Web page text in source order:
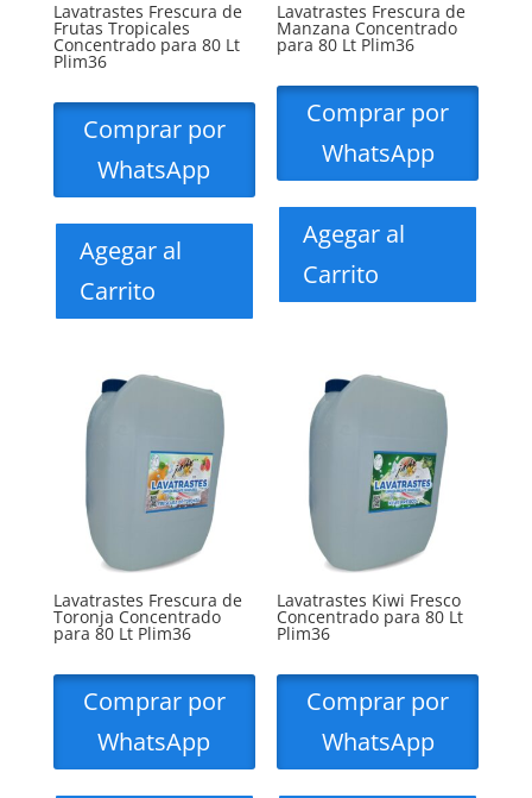
Lavatrastes Frescura de
Frutas Tropicales
Concentrado para 80 Lt
Plim36
Comprar por
WhatsApp
Agegar al
Carrito
Lavatrastes Frescura de
Manzana Concentrado
para 80 Lt Plim36
Comprar por
WhatsApp
Agegar al
Carrito
Lavatrastes Frescura de
Toronja Concentrado
para 80 Lt Plim36
Comprar por
WhatsApp
Lavatrastes Kiwi Fresco
Concentrado para 80 Lt
Plim36
Comprar por
WhatsApp